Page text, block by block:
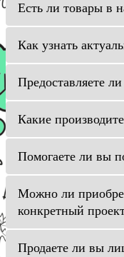
Есть ли товары в
Как узнать
Предоставляете
Какие
Помогаете ли вы
Можно ли
конкретный
Продаете ли вы